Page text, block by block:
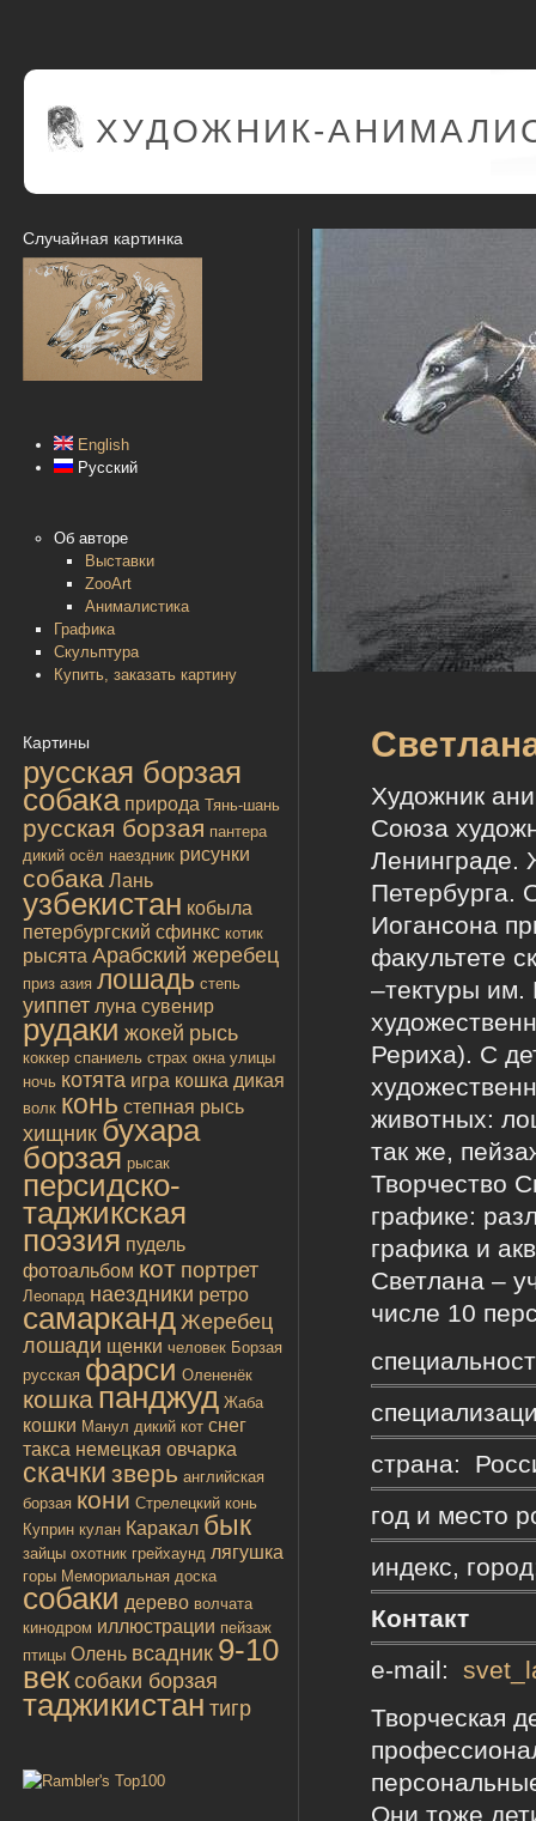
ХУДОЖНИК-
Случайная картинка
English
Русский
Об авторе
Выставки
ZooArt
Анималистика
Графика
Скульптура
Купить, заказать картину
Картины
русская борзая
собака природа Тянь-шань
русская борзая пантера
дикий осёл наездник рисунки
собака Лань
узбекистан кобыла
петербургский сфинкс котик
рысята Арабский жеребец
приз азия лошадь степь
уиппет луна сувенир
рудаки жокей рысь
коккер спаниель страх окна улицы
ночь котята игра кошка дикая
волк конь степная рысь
хищник бухара
борзая рысак
персидско-
таджикская
поэзия пудель
фотоальбом кот портрет
Леопард наездники ретро
самарканд Жеребец
лошади щенки человек Борзая
русская фарси Олененёк
кошкапанджуд Жаба
кошки Манул дикий кот снег
такса немецкая овчарка
скачки зверь английская
борзая кони Стрелецкий конь
Куприн кулан Каракал бык
зайцы охотник грейхаунд лягушка
горы Мемориальная доска
собаки дерево волчата
кинодром иллюстрации пейзаж
птицы Олень всадник 9-10
век собаки борзая
таджикистан тигр
Художник
Союза
Ленинграде.
Петербурга.
Иогансона
факультете
–тектуры им.
Рериха). С
животных:
так же,
Творчество
графике:
графика и
Светлана –
числе 10
страна:
год и место
индекс,
Контакт
e-mail:
Творческая
Они тоже